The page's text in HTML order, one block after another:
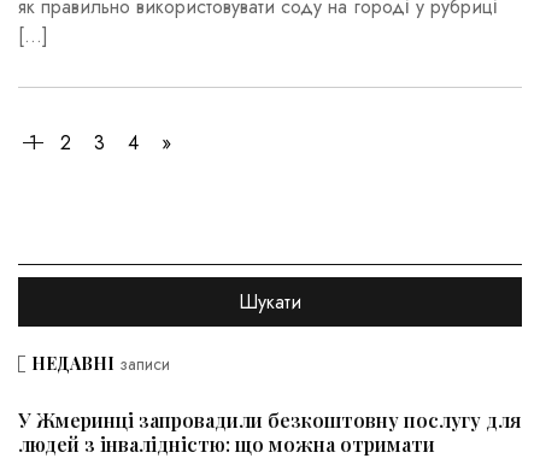
як правильно використовувати соду на городі у рубриці
[…]
1 2 3 4 »
НЕДАВНІ записи
У Жмеринці запровадили безкоштовну послугу для
людей з інвалідністю: що можна отримати